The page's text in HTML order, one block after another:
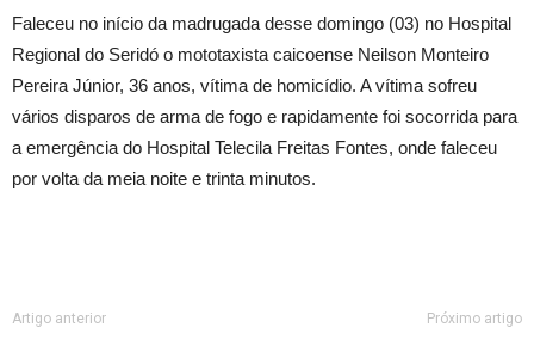
Faleceu no início da madrugada desse domingo (03) no Hospital
Regional do Seridó o mototaxista caicoense Neilson Monteiro
Pereira Júnior, 36 anos, vítima de homicídio. A vítima sofreu
vários disparos de arma de fogo e rapidamente foi socorrida para
a emergência do Hospital Telecila Freitas Fontes, onde faleceu
por volta da meia noite e trinta minutos.
Artigo anterior Próximo artigo